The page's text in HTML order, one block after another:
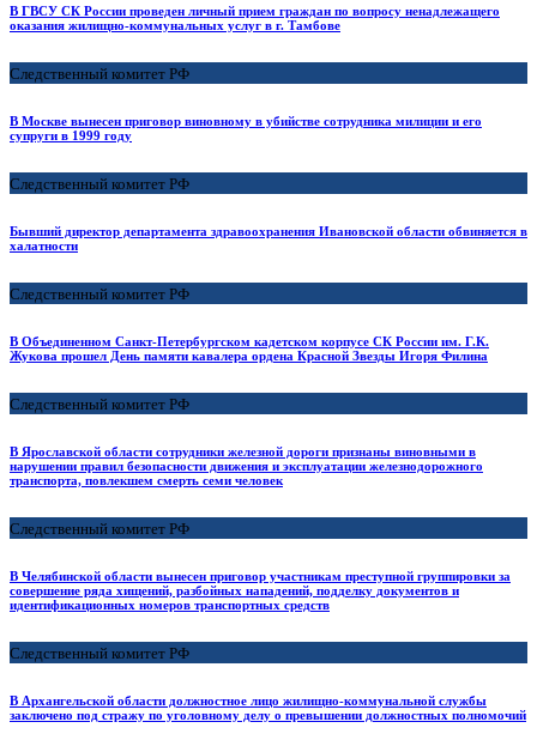
В ГВСУ СК России проведен личный прием граждан по вопросу ненадлежащего
оказания жилищно-коммунальных услуг в г. Тамбове
Следственный комитет РФ
В Москве вынесен приговор виновному в убийстве сотрудника милиции и его
супруги в 1999 году
Следственный комитет РФ
Бывший директор департамента здравоохранения Ивановской области обвиняется в
халатности
Следственный комитет РФ
В Объединенном Санкт-Петербургском кадетском корпусе СК России им. Г.К.
Жукова прошел День памяти кавалера ордена Красной Звезды Игоря Филина
Следственный комитет РФ
В Ярославской области сотрудники железной дороги признаны виновными в
нарушении правил безопасности движения и эксплуатации железнодорожного
транспорта, повлекшем смерть семи человек
Следственный комитет РФ
В Челябинской области вынесен приговор участникам преступной группировки за
совершение ряда хищений, разбойных нападений, подделку документов и
идентификационных номеров транспортных средств
Следственный комитет РФ
В Архангельской области должностное лицо жилищно-коммунальной службы
заключено под стражу по уголовному делу о превышении должностных полномочий